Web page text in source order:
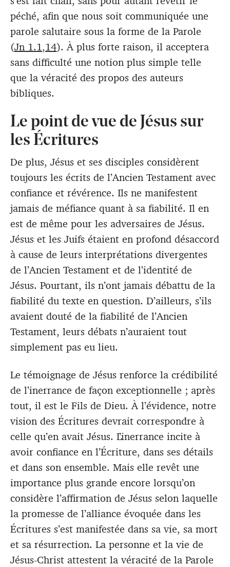
péché, afin que nous soit communiquée une
parole salutaire sous la forme de la Parole
(Jn 1.1,14). À plus forte raison, il acceptera
sans difficulté une notion plus simple telle
que la véracité des propos des auteurs
bibliques.
Le point de vue de Jésus sur
les Écritures
De plus, Jésus et ses disciples considèrent
toujours les écrits de l’Ancien Testament avec
confiance et révérence. Ils ne manifestent
jamais de méfiance quant à sa fiabilité. Il en
est de même pour les adversaires de Jésus.
Jésus et les Juifs étaient en profond désaccord
à cause de leurs interprétations divergentes
de l’Ancien Testament et de l’identité de
Jésus. Pourtant, ils n’ont jamais débattu de la
fiabilité du texte en question. D’ailleurs, s’ils
avaient douté de la fiabilité de l’Ancien
Testament, leurs débats n’auraient tout
simplement pas eu lieu.
Le témoignage de Jésus renforce la crédibilité
de l’inerrance de façon exceptionnelle ; après
tout, il est le Fils de Dieu. À l’évidence, notre
vision des Écritures devrait correspondre à
celle qu’en avait Jésus. L’inerrance incite à
avoir confiance en l’Écriture, dans ses détails
et dans son ensemble. Mais elle revêt une
importance plus grande encore lorsqu’on
considère l’affirmation de Jésus selon laquelle
la promesse de l’alliance évoquée dans les
Écritures s’est manifestée dans sa vie, sa mort
et sa résurrection. La personne et la vie de
Jésus-Christ attestent la véracité de la Parole